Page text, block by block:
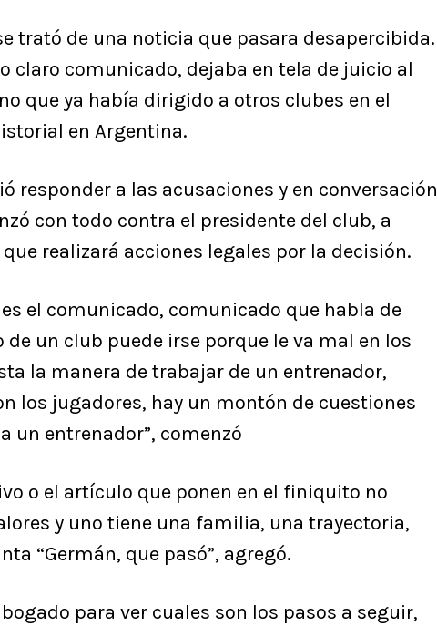
trató de una noticia que pasara desapercibida.
claro comunicado, dejaba en tela de juicio al
que ya había dirigido a otros clubes en el
en Argentina.
responder a las acusaciones y en conversación
con todo contra el presidente del club, a
realizará acciones legales por la decisión.
el comunicado, comunicado que habla de
un club puede irse porque le va mal en los
la manera de trabajar de un entrenador,
los jugadores, hay un montón de cuestiones
un entrenador”, comenzó
o el artículo que ponen en el finiquito no
y uno tiene una familia, una trayectoria,
“Germán, que pasó”, agregó.
para ver cuales son los pasos a seguir,